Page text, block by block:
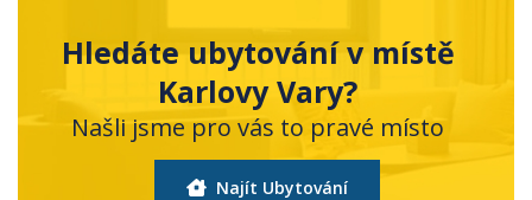
Hledáte ubytování v místě
Karlovy Vary?
Našli jsme pro vás to pravé místo
Najít Ubytování